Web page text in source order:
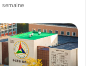
semaine